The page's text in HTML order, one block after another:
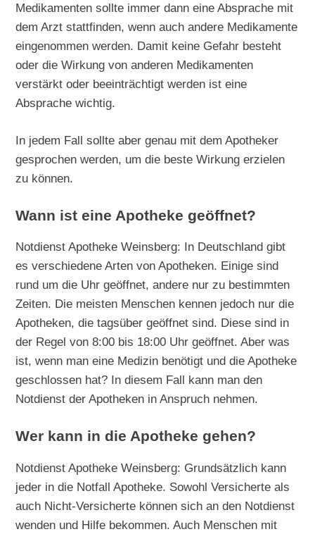
Medikamenten sollte immer dann eine Absprache mit
dem Arzt stattfinden, wenn auch andere Medikamente
eingenommen werden. Damit keine Gefahr besteht
oder die Wirkung von anderen Medikamenten
verstärkt oder beeinträchtigt werden ist eine
Absprache wichtig.
In jedem Fall sollte aber genau mit dem Apotheker
gesprochen werden, um die beste Wirkung erzielen
zu können.
Wann ist eine Apotheke geöffnet?
Notdienst Apotheke Weinsberg: In Deutschland gibt
es verschiedene Arten von Apotheken. Einige sind
rund um die Uhr geöffnet, andere nur zu bestimmten
Zeiten. Die meisten Menschen kennen jedoch nur die
Apotheken, die tagsüber geöffnet sind. Diese sind in
der Regel von 8:00 bis 18:00 Uhr geöffnet. Aber was
ist, wenn man eine Medizin benötigt und die Apotheke
geschlossen hat? In diesem Fall kann man den
Notdienst der Apotheken in Anspruch nehmen.
Wer kann in die Apotheke gehen?
Notdienst Apotheke Weinsberg: Grundsätzlich kann
jeder in die Notfall Apotheke. Sowohl Versicherte als
auch Nicht-Versicherte können sich an den Notdienst
wenden und Hilfe bekommen. Auch Menschen mit